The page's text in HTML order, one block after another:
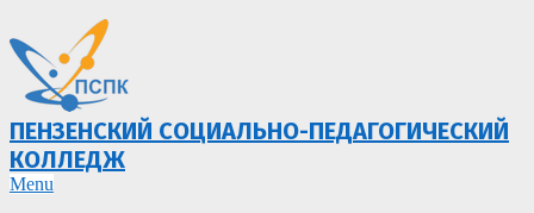
ПЕНЗЕНСКИЙ СОЦИАЛЬНО-ПЕДАГОГИЧЕСКИЙ
КОЛЛЕДЖ
Primary
Menu